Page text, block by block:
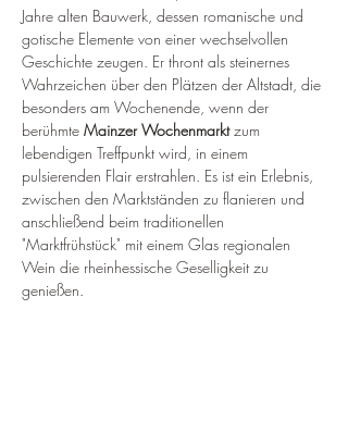
Jahre alten Bauwerk, dessen romanische und
gotische Elemente von einer wechselvollen
Geschichte zeugen. Er thront als steinernes
Wahrzeichen über den Plätzen der Altstadt, die
besonders am Wochenende, wenn der
berühmte Mainzer Wochenmarkt zum
lebendigen Treffpunkt wird, in einem
pulsierenden Flair erstrahlen. Es ist ein Erlebnis,
zwischen den Marktständen zu flanieren und
anschließend beim traditionellen
"Marktfrühstück" mit einem Glas regionalen
Wein die rheinhessische Geselligkeit zu
genießen.